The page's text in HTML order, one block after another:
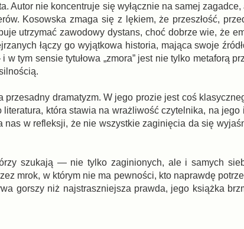
Autor nie koncentruje się wyłącznie na samej
Kosowska zmaga się z lękiem, że przeszłość,
utrzymać zawodowy dystans, choć dobrze wie, że
łączy go wyjątkowa historia, mająca swoje
tym sensie tytułowa „zmora” jest nie tylko metaforą
dramatyzm. W jego prozie jest coś
która stawia na wrażliwość czytelnika, na jego
w refleksji, że nie wszystkie zaginięcia da się
szukają — nie tylko zaginionych, ale i samych
mrok, w którym nie ma pewności, kto naprawdę
gorszy niż najstraszniejsza prawda, jego książka